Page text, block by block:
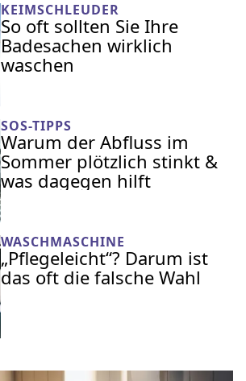
KEIMSCHLEUDER
So oft sollten Sie Ihre
Badesachen wirklich
waschen
SOS-TIPPS
Warum der Abfluss im
Sommer plötzlich stinkt &
was dagegen hilft
WASCHMASCHINE
„Pflegeleicht“? Darum ist
das oft die falsche Wahl